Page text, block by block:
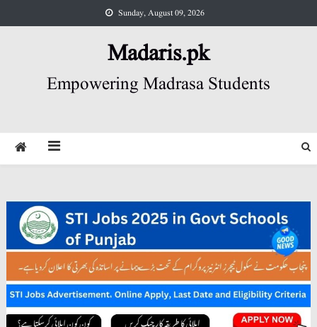
to
Sunday, August 09, 2026
Madaris.pk
Empowering Madrasa Students